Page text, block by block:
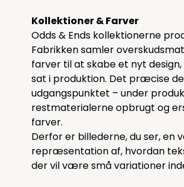
Kollektioner & Farver
Odds & Ends kollektionerne
Fabrikken samler
farver til at skabe et nyt
sat i produktion. Det præcise
udgangspunktet – under
restmaterialerne opbrugt og
farver.
Derfor er billederne, du ser, en
repræsentation af, hvordan
der vil være små variationer